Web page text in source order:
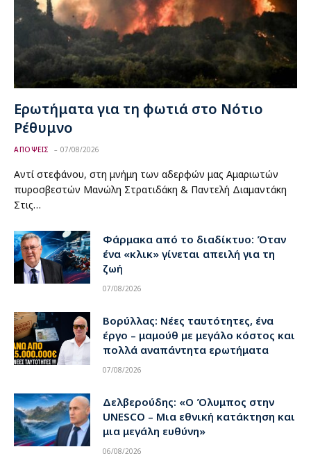
Ερωτήματα για τη φωτιά στο Νότιο
Ρέθυμνο
ΑΠΟΨΕΙΣ 07/08/2026
Αντί στεφάνου, στη μνήμη των αδερφών μας Αμαριωτών
πυροσβεστών Μανώλη Στρατιδάκη & Παντελή Διαμαντάκη
Στις…
Φάρμακα από το διαδίκτυο: Όταν
ένα «κλικ» γίνεται απειλή για τη
ζωή
07/08/2026
Βορύλλας: Νέες ταυτότητες, ένα
έργο – μαμούθ με μεγάλο κόστος και
πολλά αναπάντητα ερωτήματα
07/08/2026
Δελβερούδης: «Ο Όλυμπος στην
UNESCO – Μια εθνική κατάκτηση και
μια μεγάλη ευθύνη»
06/08/2026